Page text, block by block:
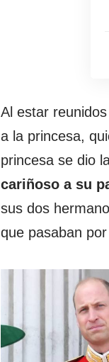
Al estar
a la princesa,
princesa se dio
cariñoso a su
sus dos
que pasaban